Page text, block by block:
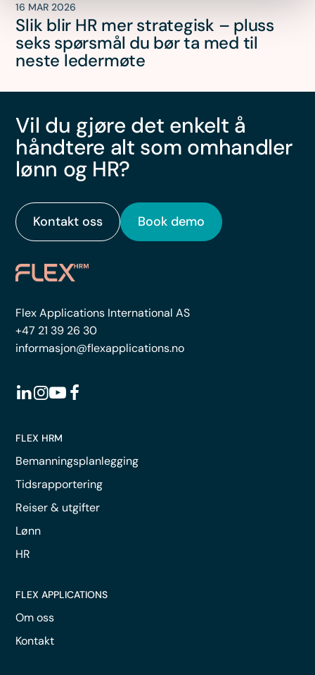
16 MAR 2026
Slik blir HR mer strategisk – pluss
seks spørsmål du bør ta med til
neste ledermøte
Vil du gjøre det enkelt å
håndtere alt som omhandler
lønn og HR?
Kontakt oss Book demo
Flex Applications International AS
+47 21 39 26 30
informasjon@flexapplications.no
FLEX HRM
Bemanningsplanlegging
Tidsrapportering
Reiser & utgifter
Lønn
HR
FLEX APPLICATIONS
Om oss
Kontakt